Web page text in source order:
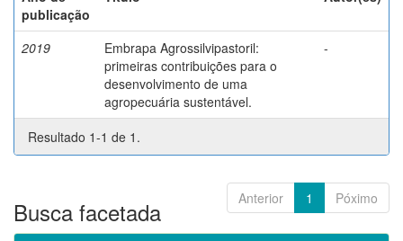
publicação
2019
Embrapa Agrossilvipastoril:
primeiras contribuições para o
desenvolvimento de uma
agropecuária sustentável.
-
Resultado 1-1 de 1.
Anterior 1 Póximo
Busca facetada